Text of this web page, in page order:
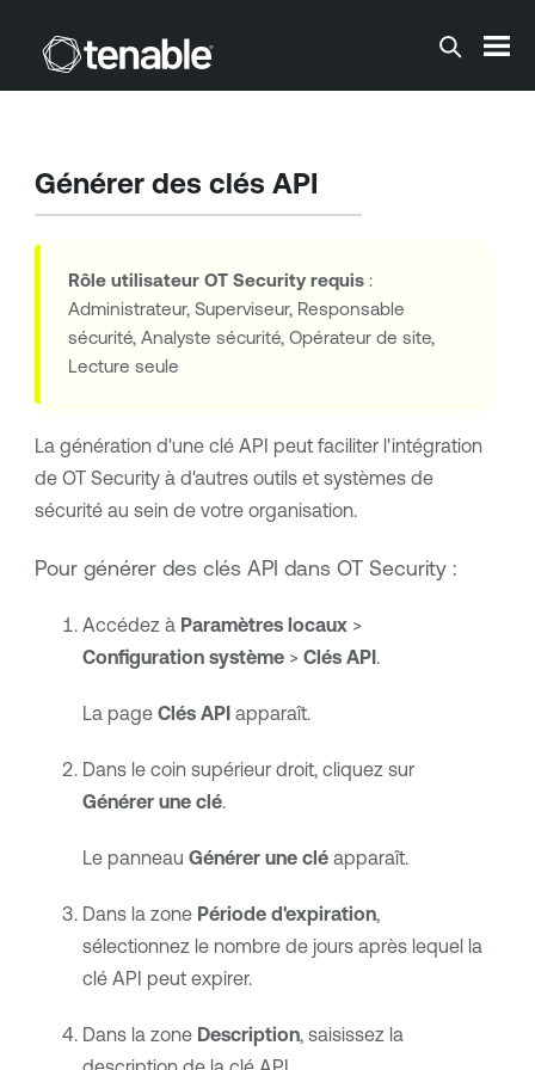
Passer au contenu principal
Générer des clés API
Rôle utilisateur OT Securityrequis:
Administrateur, Superviseur, Responsable
sécurité, Analyste sécurité, Opérateur de site,
Lecture seule
La génération d'une clé API peut faciliter l'intégration
de OT Securityà d'autres outils et systèmes de
sécurité au sein de votre organisation.
Pour générer des clés API dans OT Security:
Accédez à Paramètres locaux>
Configuration système> Clés API .
La page Clés API apparaît.
Dans le coin supérieur droit, cliquez sur
Générer une clé.
Le panneau Générer une cléapparaît.
Dans la zone Période d'expiration,
sélectionnez le nombre de jours après lequel la
clé API peut expirer.
Dans la zone Description, saisissez la